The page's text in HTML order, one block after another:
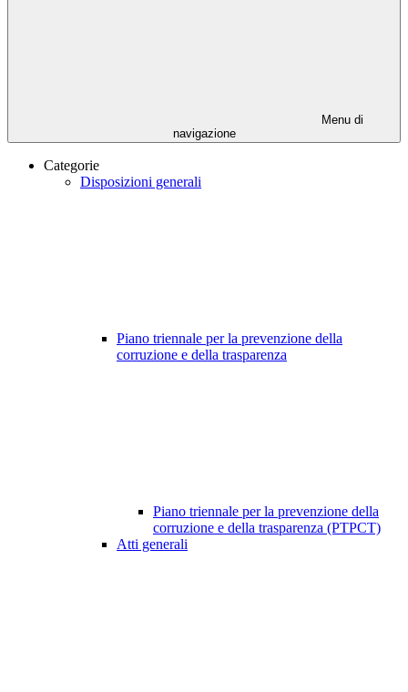
Menu di
navigazione
Categorie
Disposizioni generali
Piano triennale per la prevenzione della
corruzione e della trasparenza
Piano triennale per la prevenzione della
corruzione e della trasparenza (PTPCT)
Atti generali